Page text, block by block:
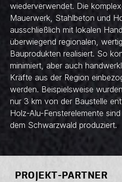
wiederverwendet. Die
Mauerwerk, Stahlbeton und
ausschließlich mit lokalen
überwiegend regionalen,
Bauprodukten realisiert. So
minimiert, aber auch
Kräfte aus der Region
werden. Beispielsweise
nur 3 km von der Baustelle
Holz-Alu-Fensterelemente
dem Schwarzwald produziert.
PROJEKT-PARTNER